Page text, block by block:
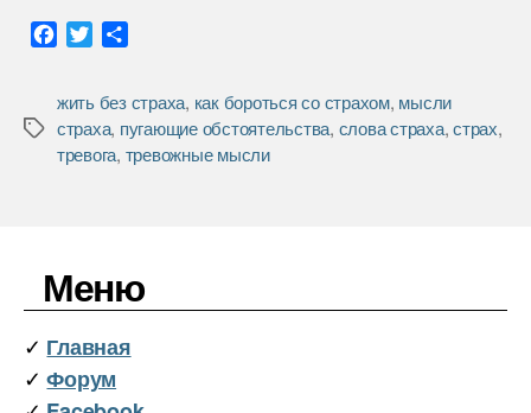
e
b
o
t
t
e
р
а
в
Метки
жить без страха, как бороться со страхом, мысли
страха, пугающие обстоятельства, слова страха,страх,
тревога, тревожные мысли
Меню
✓ Главная
✓Форум